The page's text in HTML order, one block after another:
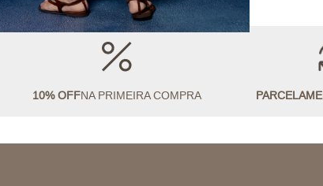
10% OFFNA PRIMEIRA COMPRA